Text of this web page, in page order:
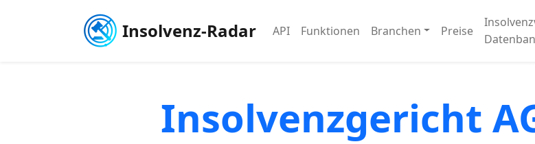
Insolvenz-Radar API Funktionen Branchen Preise
Insolvenzgericht